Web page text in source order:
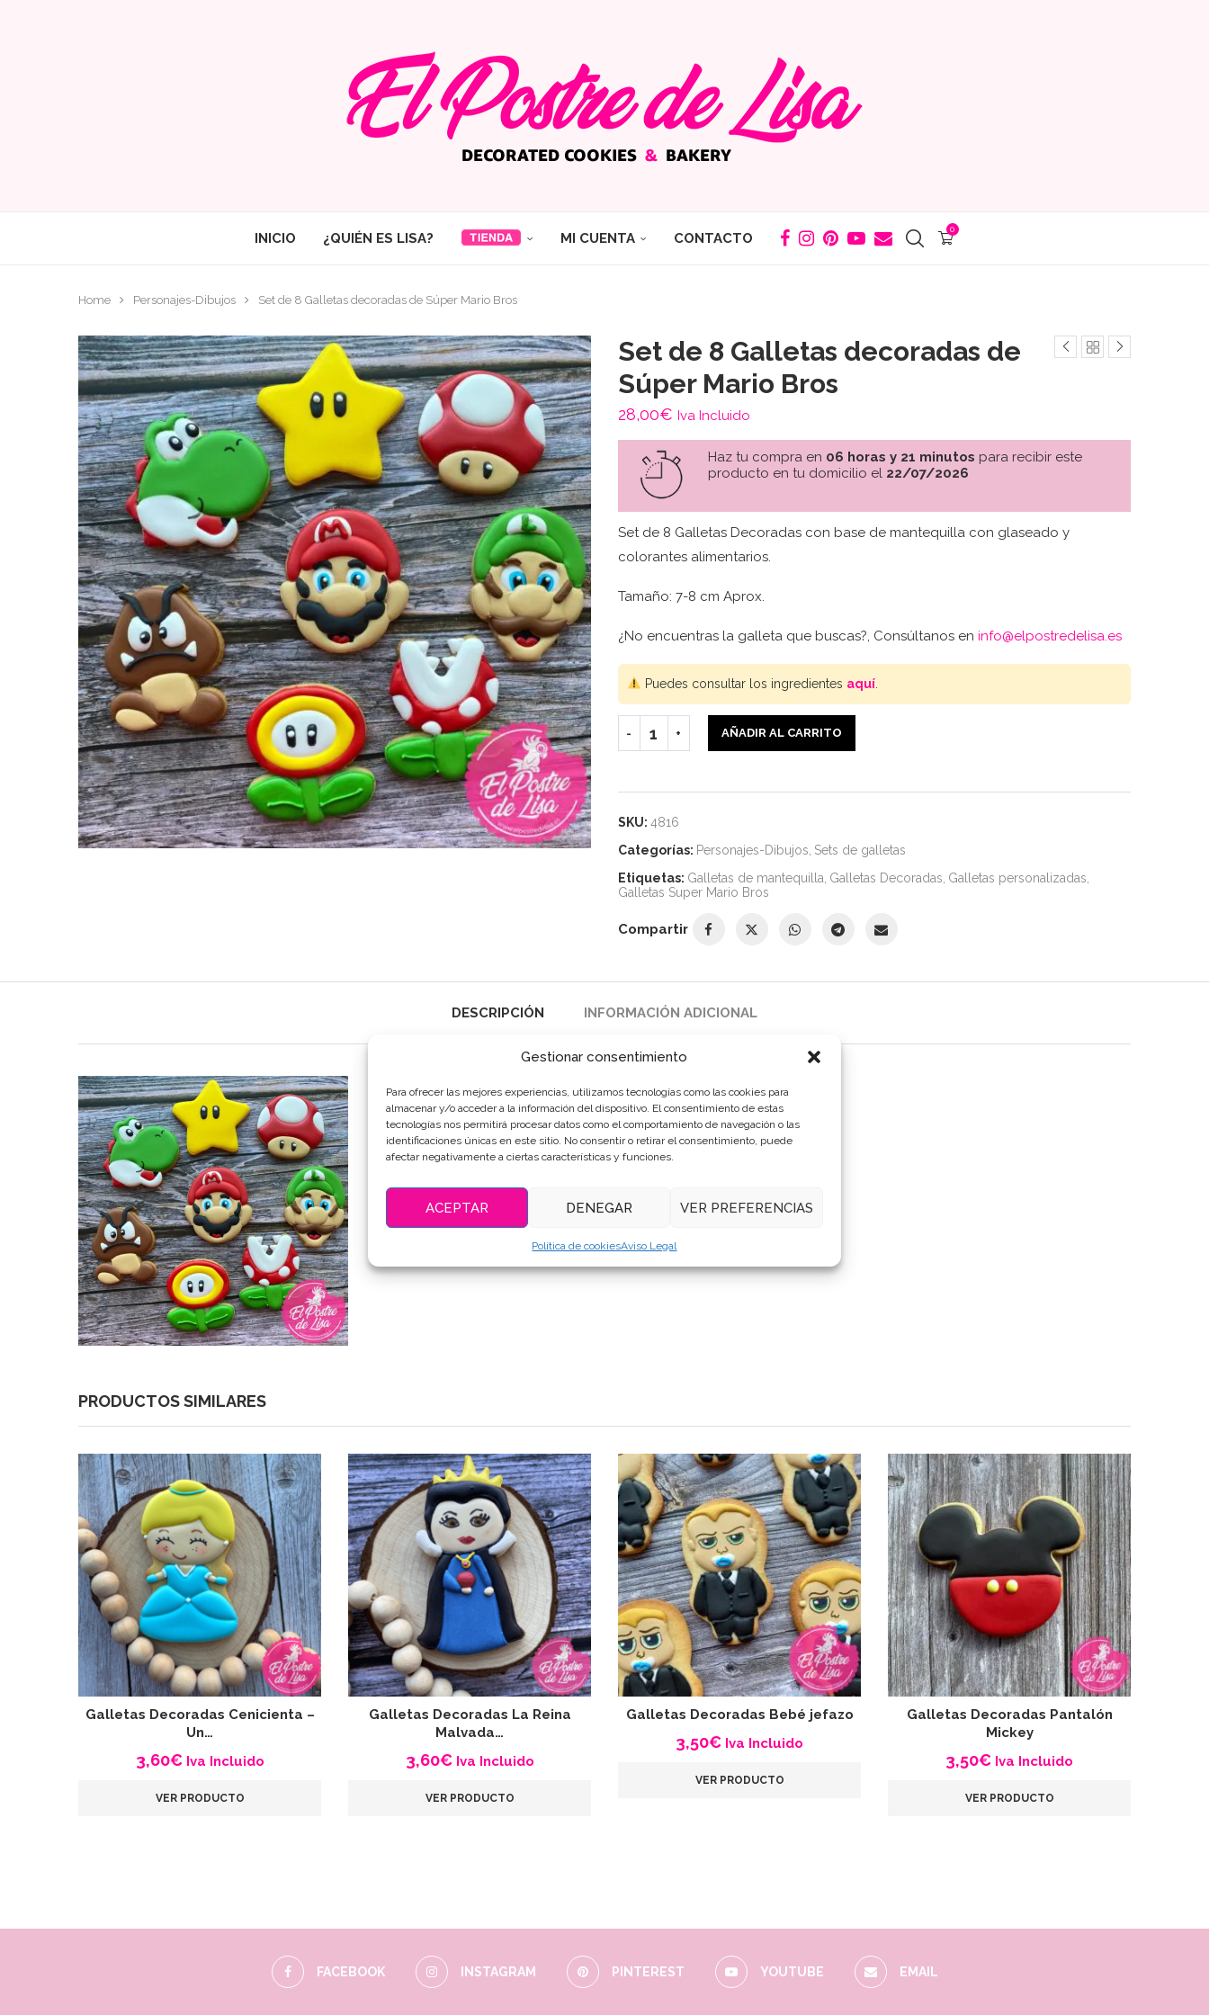
Gestionar consentimiento
Para ofrecer las mejores experiencias, utilizamos tecnologías como las cookies para
almacenar y/o acceder a la información del dispositivo. El consentimiento de estas
tecnologías nos permitirá procesar datos como el comportamiento de navegación o las
identificaciones únicas en este sitio. No consentir o retirar el consentimiento, puede
afectar negativamente a ciertas características y funciones.
ACEPTAR DENEGAR VER PREFERENCIAS
Política de cookiesAviso Legal
INICIO ¿QUIÉN ES LISA? MI CUENTA CONTACTO
0
Home Personajes-Dibujos Set de 8 Galletas decoradas de Súper Mario Bros
Set de 8 Galletas decoradas de
Súper Mario Bros
28,00€ Iva Incluido
Haz tu compra en 06 horas y 21 minutos para recibir este
producto en tu domicilio el 22/07/2026
Set de 8 Galletas Decoradas con base de mantequilla con glaseado y
colorantes alimentarios.
Tamaño: 7-8 cm Aprox.
¿No encuentras la galleta que buscas?, Consúltanos en info@elpostredelisa.es
Puedes consultar los ingredientes aquí.
AÑADIR AL CARRITO
SKU: 4816
Categorías: Personajes-Dibujos Sets de galletas
Etiquetas: Galletas de mantequilla Galletas Decoradas Galletas personalizadas
Galletas Super Mario Bros
Compartir
DESCRIPCIÓN INFORMACIÓN ADICIONAL
PRODUCTOS SIMILARES
Galletas Decoradas Cenicienta –
Un…
3,60€ Iva Incluido
VER PRODUCTO
Galletas Decoradas La Reina
Malvada…
3,60€ Iva Incluido
VER PRODUCTO
Galletas Decoradas Bebé jefazo
3,50€ Iva Incluido
VER PRODUCTO
Galletas Decoradas Pantalón
Mickey
3,50€ Iva Incluido
VER PRODUCTO
FACEBOOK INSTAGRAM PINTEREST YOUTUBE EMAIL